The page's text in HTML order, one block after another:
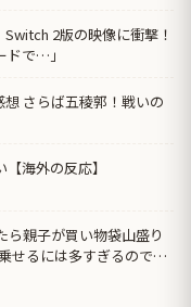
Switch 2版の映像に衝撃！
ドで…」
想 さらば五稜郭！戦いの
海外の反応】
ら親子が買い物袋山盛り
せるには多すぎるので、